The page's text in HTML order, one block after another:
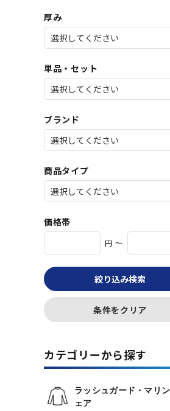
厚み
単品・セット
ブランド
商品タイプ
価格帯
円 ～
絞り込み検索
条件をクリア
カテゴリーから探す
ラッシュガード・マリ
ェア